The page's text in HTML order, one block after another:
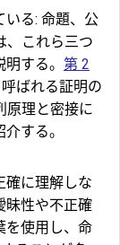
る: 命題、公
、これら三つ
する。 第 2
ばれる証明の
原理と密接に
する。
確に理解しな
昧性や不正確
を使用し、命